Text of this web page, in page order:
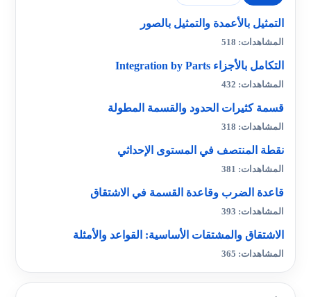
التمثيل بالأعمدة والتمثيل بالصور
المشاهدات: 518
التكامل بالأجزاء Integration by Parts
المشاهدات: 432
قسمة كثيرات الحدود والقسمة المطولة
المشاهدات: 318
نقطة المنتصف في المستوى الإحداثي
المشاهدات: 381
قاعدة الضرب وقاعدة القسمة في الاشتقاق
المشاهدات: 393
الاشتقاق والمشتقات الأساسية: القواعد والأمثلة
المشاهدات: 365